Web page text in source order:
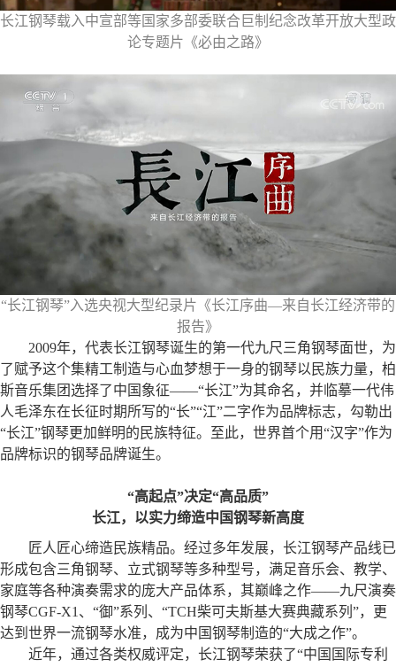
长江钢琴载入中宣部等国家多部委联合巨制纪念改革开放大型政
论专题片《必由之路》
“长江钢琴”入选央视大型纪录片《长江序曲—来自长江经济带的
报告》
2009年，代表长江钢琴诞生的第一代九尺三角钢琴面世，为
了赋予这个集精工制造与心血梦想于一身的钢琴以民族力量，柏
斯音乐集团选择了中国象征——“长江”为其命名，并临摹一代伟
人毛泽东在长征时期所写的“长”“江”二字作为品牌标志，勾勒出
“长江”钢琴更加鲜明的民族特征。至此，世界首个用“汉字”作为
品牌标识的钢琴品牌诞生。
“高起点”决定“高品质”
长江，以实力缔造中国钢琴新高度
匠人匠心缔造民族精品。经过多年发展，长江钢琴产品线已
形成包含三角钢琴、立式钢琴等多种型号，满足音乐会、教学、
家庭等各种演奏需求的庞大产品体系，其巅峰之作——九尺演奏
钢琴CGF-X1、“御”系列、“TCH柴可夫斯基大赛典藏系列”，更
达到世界一流钢琴水准，成为中国钢琴制造的“大成之作”。
近年，通过各类权威评定，长江钢琴荣获了“中国国际专利